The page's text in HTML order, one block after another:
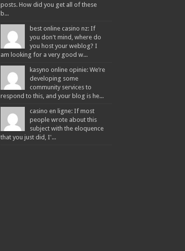
posts. How did you get all of these
b...
best online casino nz: If
you don't mind, where do
you host your weblog? I
am looking for a very good w...
kasyno online opinie: We’re
developing some
community services to
respond to this, and your blog is he...
casino en ligne: If most
people wrote about this
subject with the eloquence
that you just did, I'...